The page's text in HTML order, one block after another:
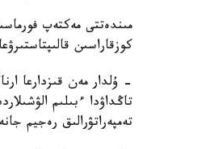
مىندەتتى مەكتەپ
كوزقاراسىن
- ۇلدار مەن قىزدارعا
تاڭداۋدا ءبىلىم
تەمپەراتۋرالىق رەجيم